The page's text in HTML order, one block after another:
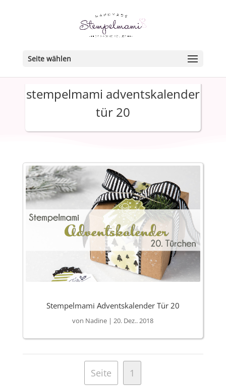
Seite wählen
stempelmami adventskalender
tür 20
Stempelmami Adventskalender Tür 20
von Nadine |20. Dez.. 2018
Seite 1